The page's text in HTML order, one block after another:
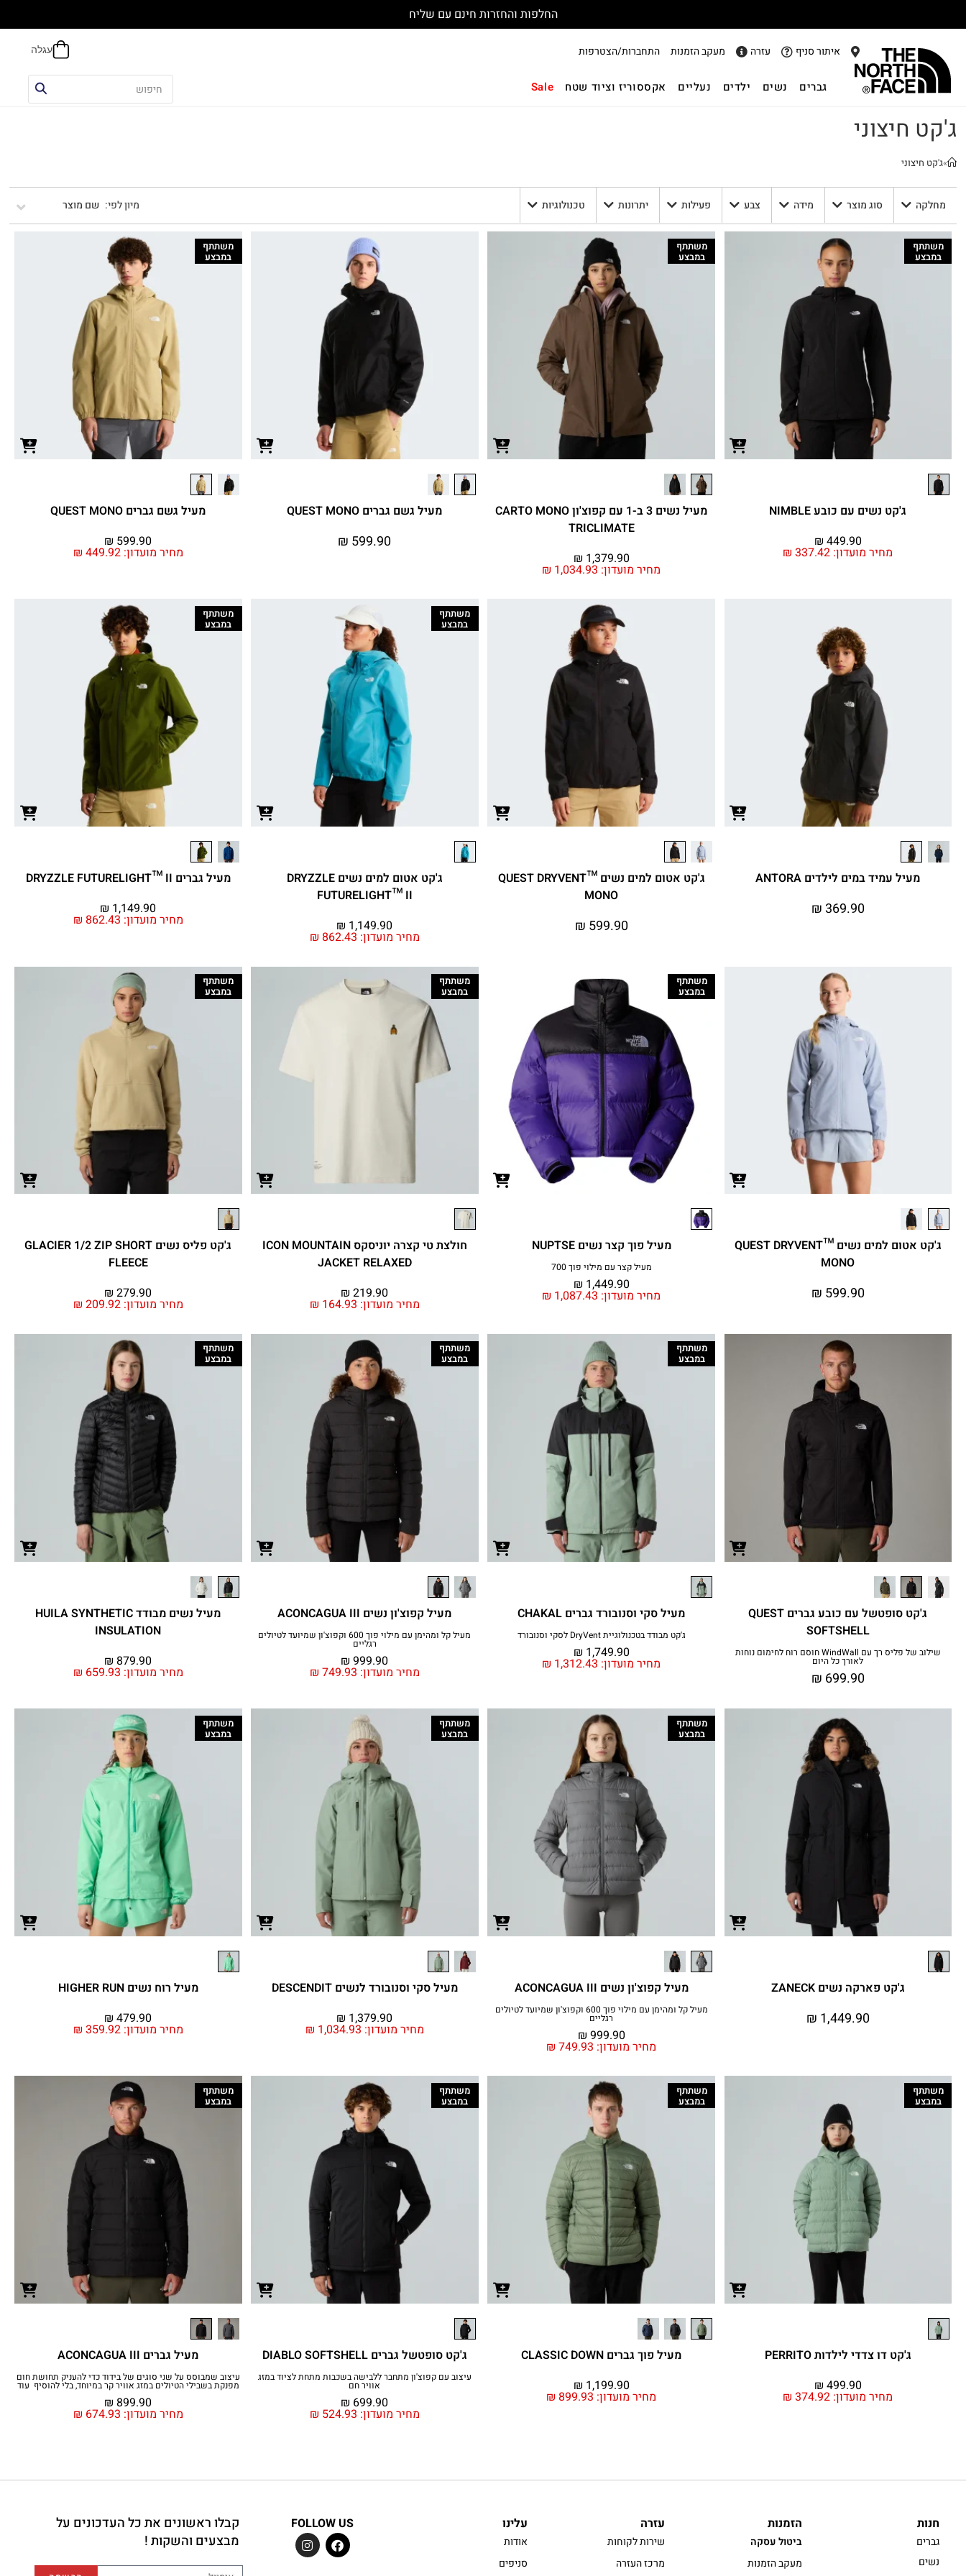
החלפות והחזרות חינם עם שליח
איתור סניף עזרה מעקב הזמנות התחברות/הצטרפות
גברים נשים ילדים נעליים אקססוריז וציוד שטח Sale
ג'קט חיצוני
»ג'קט חיצוני
מחלקה סוג מוצר מידה צבע פעילות יתרונות טכנולוגיות שם מוצר
משתתף
במבצע
ג'קט נשים עם כובע NIMBLE
מחיר מועדון: ₪ 337.42
₪ 449.90
משתתף
במבצע
מעיל נשים 3 ב-1 עם קפוצ'ון CARTO MONO
TRICLIMATE
מחיר מועדון: ₪ 1,034.93
₪ 1,379.90
מעיל גשם גברים QUEST MONO
₪ 599.90
משתתף
במבצע
מעיל גשם גברים QUEST MONO
מחיר מועדון: ₪ 449.92
₪ 599.90
מעיל עמיד במים לילדים ANTORA
₪ 369.90
ג'קט אטום למים נשים QUEST DRYVENT™
MONO
₪ 599.90
משתתף
במבצע
ג'קט אטום למים נשים DRYZZLE
FUTURELIGHT™ II
מחיר מועדון: ₪ 862.43
₪ 1,149.90
משתתף
במבצע
מעיל גברים DRYZZLE FUTURELIGHT™ II
מחיר מועדון: ₪ 862.43
₪ 1,149.90
ג'קט אטום למים נשים QUEST DRYVENT™
MONO
₪ 599.90
משתתף
במבצע
מעיל פוך קצר נשים NUPTSE
מעיל קצר עם מילוי פוך 700
מחיר מועדון: ₪ 1,087.43
₪ 1,449.90
משתתף
במבצע
חולצת טי קצרה יוניסקס ICON MOUNTAIN
JACKET RELAXED
מחיר מועדון: ₪ 164.93
₪ 219.90
משתתף
במבצע
ג'קט פליס נשים GLACIER 1/2 ZIP SHORT
FLEECE
מחיר מועדון: ₪ 209.92
₪ 279.90
ג'קט סופטשל עם כובע גברים QUEST
SOFTSHELL
שילוב של פליס רך עם WindWall חוסם רוח לחימום נוחות
לאורך כל היום
₪ 699.90
משתתף
במבצע
מעיל סקי וסנובורד גברים CHAKAL
ג'קט מבודד בטכנולוגיית DryVent לסקי וסנובורד
מחיר מועדון: ₪ 1,312.43
₪ 1,749.90
משתתף
במבצע
מעיל קפוצ'ון נשים ACONCAGUA III
מעיל קל ומהימן עם מילוי פוך 600 וקפוצ'ון שמיועד לטיולים
רגליים
מחיר מועדון: ₪ 749.93
₪ 999.90
משתתף
במבצע
מעיל נשים מבודד HUILA SYNTHETIC
INSULATION
מחיר מועדון: ₪ 659.93
₪ 879.90
ג'קט פארקה נשים ZANECK
₪ 1,449.90
משתתף
במבצע
מעיל קפוצ'ון נשים ACONCAGUA III
מעיל קל ומהימן עם מילוי פוך 600 וקפוצ'ון שמיועד לטיולים
רגליים
מחיר מועדון: ₪ 749.93
₪ 999.90
משתתף
במבצע
מעיל סקי וסנובורד לנשים DESCENDIT
מחיר מועדון: ₪ 1,034.93
₪ 1,379.90
משתתף
במבצע
מעיל רוח נשים HIGHER RUN
מחיר מועדון: ₪ 359.92
₪ 479.90
משתתף
במבצע
ג'קט דו צדדי לילדות PERRITO
מחיר מועדון: ₪ 374.92
₪ 499.90
משתתף
במבצע
מעיל פוך גברים CLASSIC DOWN
מחיר מועדון: ₪ 899.93
₪ 1,199.90
משתתף
במבצע
ג'קט סופטשל גברים DIABLO SOFTSHELL
עיצוב עם קפוצ'ון מתחבר ללבישה בשכבות מתחת לציוד במזג
אוויר חם
מחיר מועדון: ₪ 524.93
₪ 699.90
משתתף
במבצע
מעיל גברים ACONCAGUA III
עיצוב שמבוסס על שני סוגים של בידוד כדי להעניק תחושת חום
מפנקת בשבילי הטיולים במזג אוויר קר במיוחד, בלי להוסיף עוד
מחיר מועדון: ₪ 674.93
₪ 899.90
חנות
גברים
נשים
הזמנות
ביטול עסקה
מעקב הזמנות
עזרה
שירות לקוחות
מרכז העזרה
עלינו
אודות
סניפים
FOLLOW US
קבלו ראשונים את כל העדכונים על
מבצעים והשקות !